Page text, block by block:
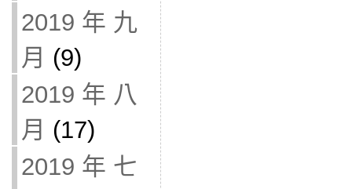
2019 年 九
月 (9)
2019 年 八
月 (17)
2019 年 七